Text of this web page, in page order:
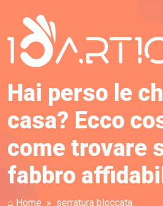
Hai perso le
casa? Ecco
come trovare
fabbro
⌂ Home serratura bloccata